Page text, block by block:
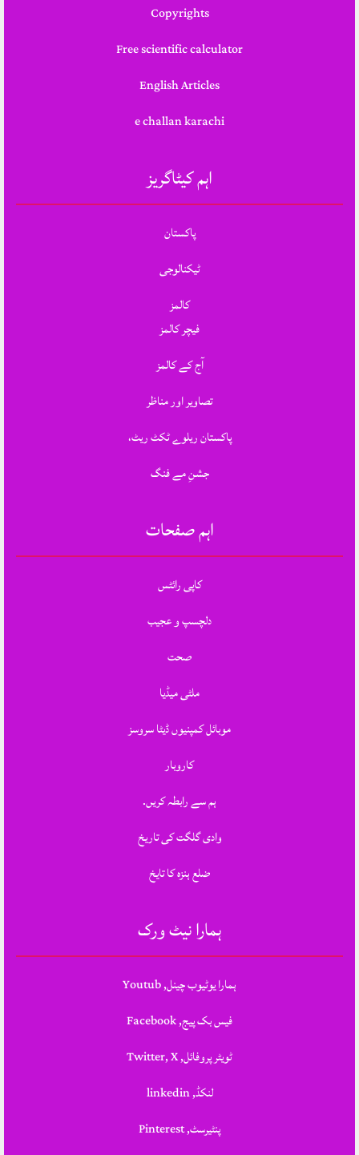
Copyrights
Free scientific calculator
English Articles
e challan karachi
اہم کیٹاگریز
پاکستان
ٹیکنالوجی
کالمز
فیچر کالمز
آج کے کالمز
تصاویر اور مناظر
پاکستان ریلوے ٹکٹ ریٹ،
جشنِ مے فنگ
اہم صفحات
کاپی رائٹس
دلچسپ و عجیب
صحت
ملٹی میڈیا
موبائل کمپنیوں ڈیٹا سروسز
کاروبار
ہم سے رابطہ کریں.
وادی گلگت کی تاریخ
ضلع ہنزہ کا تایخ
ہمارا نیٹ ورک
ہمارا یوٹیوب چینل, Youtub
فیس بک پیج, Facebook
ٹویٹر پروفائل, Twitter, X
لنکڈ, linkedin
پنٹیرسٹ, Pinterest